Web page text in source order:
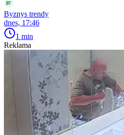
Byznys trendy
dnes, 17:46
1 min
Reklama